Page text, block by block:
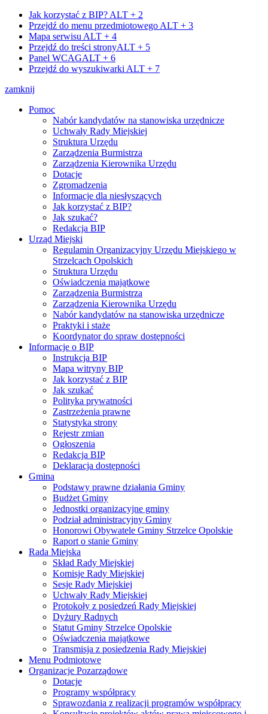
Jak korzystać z BIP? ALT + 2
Przejdź do menu przedmiotowego ALT + 3
Mapa serwisu ALT + 4
Przejdź do treści stronyALT + 5
Panel WCAGALT + 6
Przejdź do wyszukiwarki ALT + 7
zamknij
Pomoc
Nabór kandydatów na stanowiska urzędnicze
Uchwały Rady Miejskiej
Struktura Urzędu
Zarządzenia Burmistrza
Zarządzenia Kierownika Urzędu
Dotacje
Zgromadzenia
Informacje dla niesłyszących
Jak korzystać z BIP?
Jak szukać?
Redakcja BIP
Urząd Miejski
Regulamin Organizacyjny Urzędu Miejskiego w
Strzelcach Opolskich
Struktura Urzędu
Oświadczenia majątkowe
Zarządzenia Burmistrza
Zarządzenia Kierownika Urzędu
Nabór kandydatów na stanowiska urzędnicze
Praktyki i staże
Koordynator do spraw dostępności
Informacje o BIP
Instrukcja BIP
Mapa witryny BIP
Jak korzystać z BIP
Jak szukać
Polityka prywatności
Zastrzeżenia prawne
Statystyka strony
Rejestr zmian
Ogłoszenia
Redakcja BIP
Deklaracja dostępności
Gmina
Podstawy prawne działania Gminy
Budżet Gminy
Jednostki organizacyjne gminy
Podział administracyjny Gminy
Honorowi Obywatele Gminy Strzelce Opolskie
Raport o stanie Gminy
Rada Miejska
Skład Rady Miejskiej
Komisje Rady Miejskiej
Sesje Rady Miejskiej
Uchwały Rady Miejskiej
Protokoły z posiedzeń Rady Miejskiej
Dyżury Radnych
Statut Gminy Strzelce Opolskie
Oświadczenia majątkowe
Transmisja z posiedzenia Rady Miejskiej
Menu Podmiotowe
Organizacje Pozarządowe
Dotacje
Programy współpracy
Sprawozdania z realizacji programów współpracy